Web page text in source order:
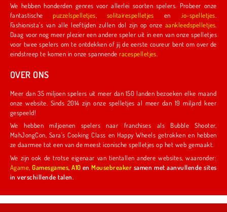
We hebben honderden genres voor allerlei soorten spelers. Probeer onze
fantastischepuzzelspelletjes solitairespelletjes en .io-spelletjes
Fashionista's van alle leeftijden zullen dol zijn op onze aankleedspelletjes
Daag voor nog meer plezier een andere speler uit in een van onze spelletjes
voor twee spelers om te ontdekken of jij de eerste coureur bent om over de
eindstreep te komen in onze spannenderacespelletjes
OVER ONS
Meer dan 35 miljoen spelers uit meer dan 150 landen bezoeken elke maand
onze website. Sinds 2014 zijn onze spelletjes al meer dan 19 miljard keer
gespeeld!
We hebben miljoenen spelers naar franchises als Bubble Shooter,
MahJongCon, Sara's Cooking Class en Happy Wheels getrokken en hebben
ze daarmee tot een van de meest iconische spelletjes op het web gemaakt.
We zijn ook de trotse eigenaar van tientallen andere websites, waaronder:
Agame ,Gamesgames,A10 enMousebreaker samen met aanvullende sites
in verschillende talen.